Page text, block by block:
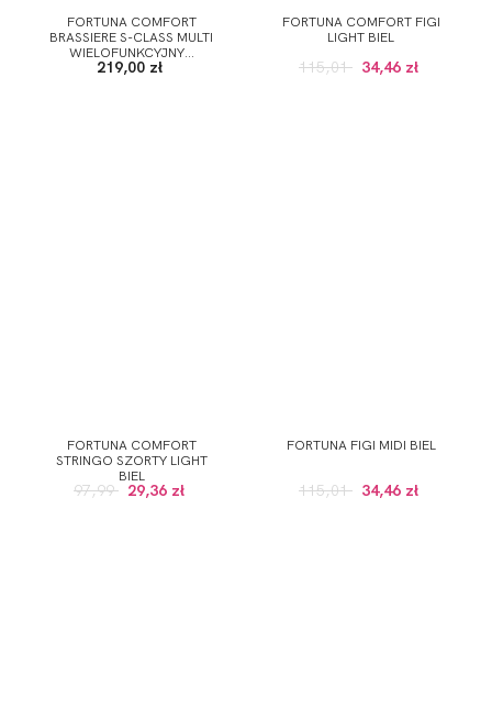
FORTUNA COMFORT
BRASSIERE S-CLASS MULTI
WIELOFUNKCYJNY...
219,00 zł
FORTUNA COMFORT FIGI
LIGHT BIEL
115,01 34,46 zł
FORTUNA COMFORT
STRINGO SZORTY LIGHT
BIEL
97,99 29,36 zł
FORTUNA FIGI MIDI BIEL
115,01 34,46 zł